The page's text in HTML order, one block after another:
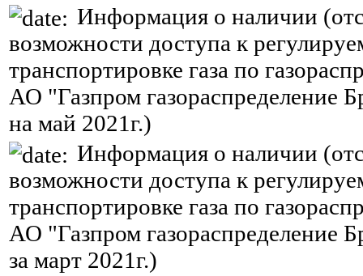
Информация о наличии
возможности доступа к
транспортировке газа по
АО "Газпром газораспределение
на май 2021г.)
Информация о наличии
возможности доступа к
транспортировке газа по
АО "Газпром газораспределение
за март 2021г.)